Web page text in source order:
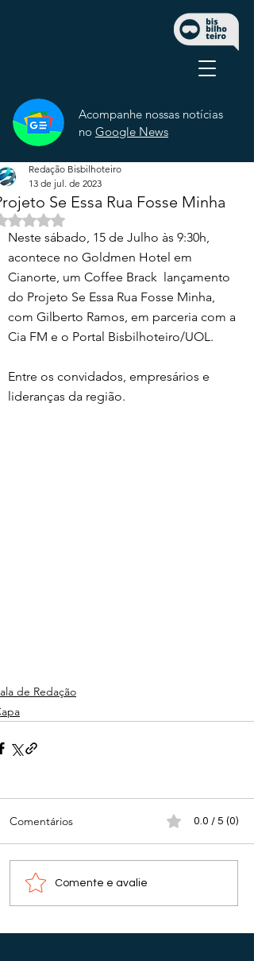
Acompanhe nossas notícias
no Google News
Se Essa Rua Fosse Minha
Redação Bisbilhoteiro
13 de jul. de 2023
Avaliado com NaN de 5 estrelas.
Neste sábado, 15 de Julho às 9:30h,
acontece no Goldmen Hotel em
Cianorte, um Coffee Brack  lançamento
do Projeto Se Essa Rua Fosse Minha,
com Gilberto Ramos, em parceria com a
Cia FM e o Portal Bisbilhoteiro/UOL.
Entre os convidados, empresários e
lideranças da região.
de Redação
Comentários 0.0 / 5 (0)
Comente e avalie